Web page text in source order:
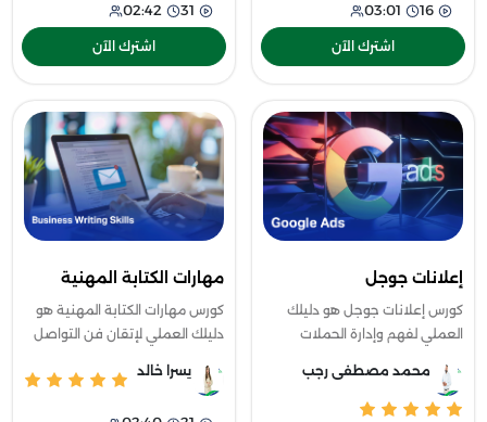
16
03:01
اشترك الآن
31
02:42
اشترك الآن
إعلانات جوجل
كورس إعلانات جوجل هو دليلك
العملي لفهم وإدارة الحملات
احترافي، حيث يبدأ معك من
محمد مصطفى رجب
مهارات الكتابة المهنية
كورس مهارات الكتابة المهنية هو
دليلك العملي لإتقان فن التواصل
حيث تتعلّم كيف تكتب رسائل
يسرا خالد